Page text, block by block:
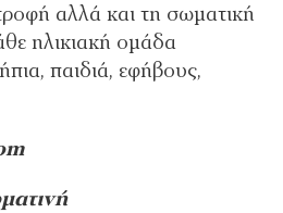
αλλά και τη σωματική
ηλικιακή ομάδα
παιδιά, εφήβους,